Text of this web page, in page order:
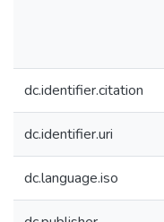
dc.identifier.citation
dc.identifier.uri
dc.language.iso